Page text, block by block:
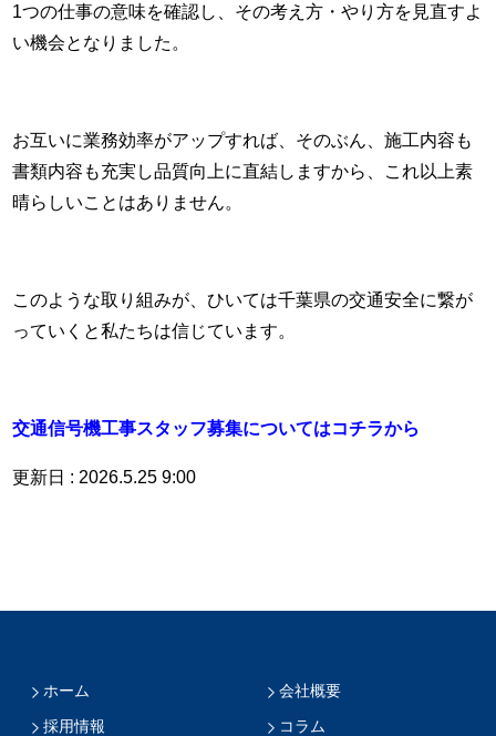
1つの仕事の意味を確認し、その考え方・やり方を見直すよ
い機会となりました。
お互いに業務効率がアップすれば、そのぶん、施工内容も
書類内容も充実し品質向上に直結しますから、これ以上素
晴らしいことはありません。
このような取り組みが、ひいては千葉県の交通安全に繋が
っていくと私たちは信じています。
交通信号機工事スタッフ募集についてはコチラから
更新日 : 2026.5.25 9:00
ホーム 会社概要
採用情報 コラム